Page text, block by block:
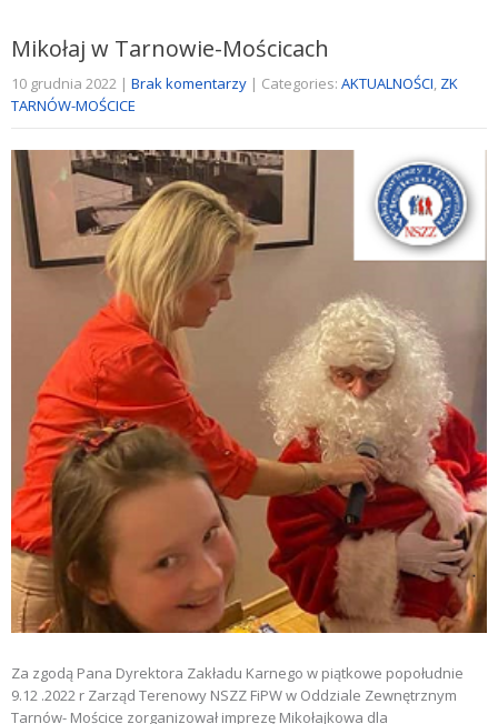
Mikołaj w Tarnowie-Mościcach
10 grudnia 2022 | Brak komentarzy | Categories: AKTUALNOŚCI ZK
TARNÓW-MOŚCICE
Za zgodą Pana Dyrektora Zakładu Karnego w piątkowe popołudnie
9.12 .2022 r Zarząd Terenowy NSZZ FiPW w Oddziale Zewnętrznym
Tarnów- Mościce zorganizował imprezę Mikołajkowa dla